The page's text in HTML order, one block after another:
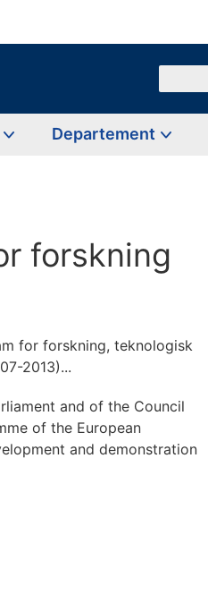
Departement
forskning
for forskning, teknologisk
2013)...
and of the Council
of the European
and demonstration